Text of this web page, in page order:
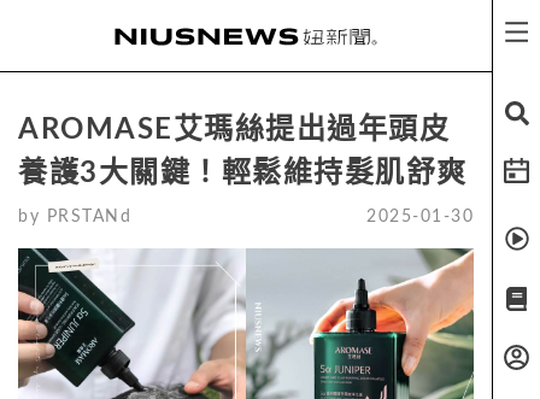
AROMASE艾瑪絲提出過年頭皮
養護3大關鍵！輕鬆維持髮肌舒爽
by PRSTANd 2025-01-30